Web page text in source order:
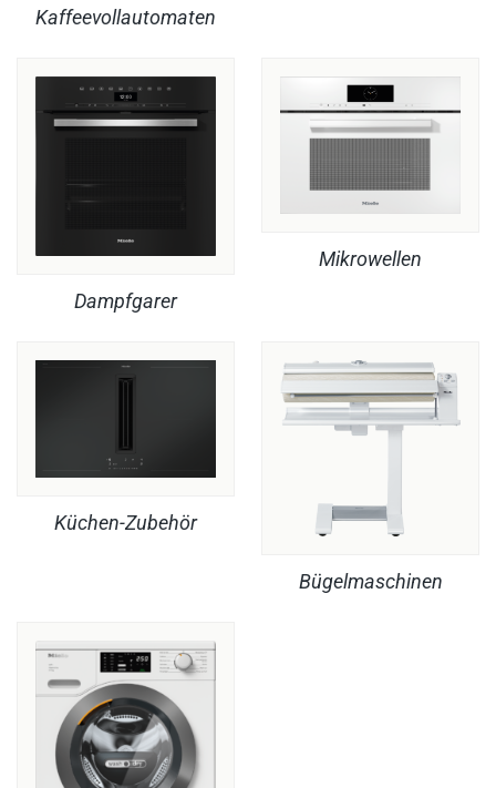
Kaffeevollautomaten
Dampfgarer
Mikrowellen
Küchen-Zubehör
Bügelmaschinen